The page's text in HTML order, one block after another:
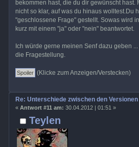
bekommen hast, die du dir gewünscht hast.
nicht so klar, auf was du hinaus wolltest.Du
"geschlossene Frage" gestellt. Sowas wird
kurz mit einem "ja" oder "nein" beantwortet.
Ich würde gerne meinen Senf dazu geben
die Fragestellung.
(Klicke zum Anzeigen/Verstecken)
Teylen
Re: Unterschiede zwischen den
« Antwort #11 am: 30.04.2012 | 01:51 »